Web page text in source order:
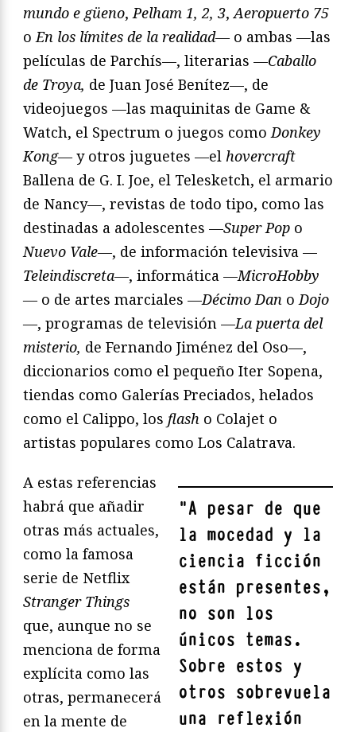
mundo e güeno,Pelham 1, 2, 3,Aeropuerto 75
oEn los límites de la realidad—o ambas —las
películas de Parchís—, literarias —Caballo
de Troya, de Juan José Benítez—, de
videojuegos —las maquinitas de Game &
Watch, el Spectrum o juegos comoDonkey
Kong—y otros juguetes —el hovercraft
Ballena de G. I. Joe, el Telesketch, el armario
de Nancy—, revistas de todo tipo, como las
destinadas a adolescentes —Super Pop o
Nuevo Vale—, de información televisiva —
Teleindiscreta—, informática —MicroHobby
— o de artes marciales —Décimo Dan oDojo
—, programas de televisión —La puerta del
misterio, de Fernando Jiménez del Oso—,
diccionarios como el pequeño Iter Sopena,
tiendas como Galerías Preciados, helados
como el Calippo, los flash o Colajet o
artistas populares como Los Calatrava.
"A pesar de que
la mocedad y la
ciencia ficción
están presentes,
no son los
únicos temas.
Sobre estos y
otros sobrevuela
una reflexión
A estas referencias
habrá que añadir
otras más actuales,
como la famosa
serie de Netflix
Stranger Things
que, aunque no se
menciona de forma
explícita como las
otras, permanecerá
en la mente de